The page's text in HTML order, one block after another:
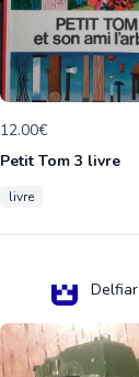
12.00€
Petit Tom 3 livre
livre
Delfiar